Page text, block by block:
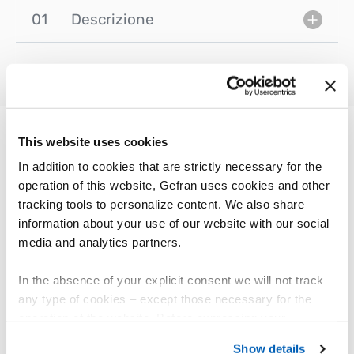
This website uses cookies
In addition to cookies that are strictly necessary for the
operation of this website, Gefran uses cookies and other
tracking tools to personalize content. We also share
information about your use of our website with our social
media and analytics partners.
In the absence of your explicit consent we will not track
any type of cookies – except those necessary for the
Show details
01 Descrizione
ALTRI PRODOTTI
Ti potrebbe interessare